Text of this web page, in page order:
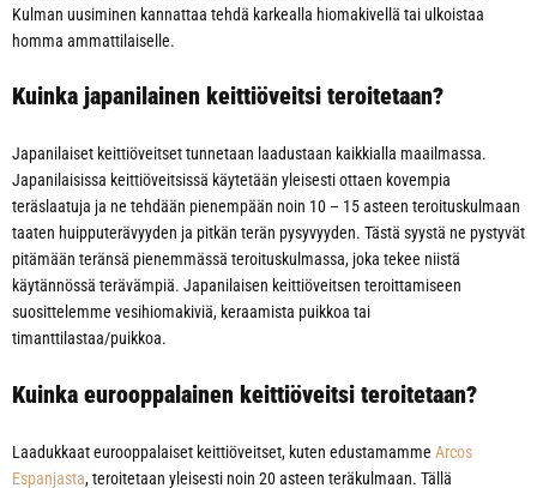
Kulman uusiminen kannattaa tehdä karkealla hiomakivellä tai ulkoistaa
homma ammattilaiselle.
Kuinka japanilainen keittiöveitsi teroitetaan?
Japanilaiset keittiöveitset tunnetaan laadustaan kaikkialla maailmassa.
Japanilaisissa keittiöveitsissä käytetään yleisesti ottaen kovempia
teräslaatuja ja ne tehdään pienempään noin 10 – 15 asteen teroituskulmaan
taaten huipputerävyyden ja pitkän terän pysyvyyden. Tästä syystä ne pystyvät
pitämään teränsä pienemmässä teroituskulmassa, joka tekee niistä
käytännössä terävämpiä. Japanilaisen keittiöveitsen teroittamiseen
suosittelemme vesihiomakiviä, keraamista puikkoa tai
timanttilastaa/puikkoa.
Kuinka eurooppalainen keittiöveitsi teroitetaan?
Laadukkaat eurooppalaiset keittiöveitset, kuten edustamamme Arcos
Espanjasta, teroitetaan yleisesti noin 20 asteen teräkulmaan. Tällä